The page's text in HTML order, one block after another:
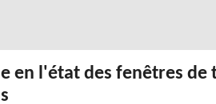
en l'état des fenêtres